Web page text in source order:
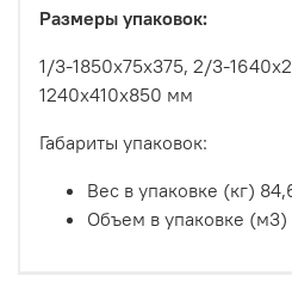
Размеры упаковок:
1/3-1850х75х375, 2/3-
1240х410х850 мм
Габариты упаковок:
Вес в упаковке (кг)
Объем в упаковке (м3)